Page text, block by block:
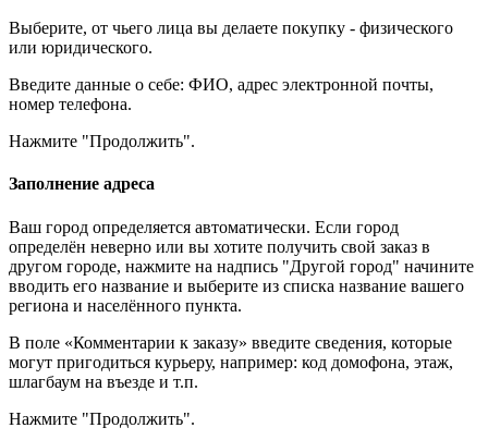
Выберите, от чьего лица вы делаете покупку - физического
или юридического.
Введите данные о себе: ФИО, адрес электронной почты,
номер телефона.
Нажмите "Продолжить".
Заполнение адреса
Ваш город определяется автоматически. Если город
определён неверно или вы хотите получить свой заказ в
другом городе, нажмите на надпись "Другой город" начините
вводить его название и выберите из списка название вашего
региона и населённого пункта.
В поле «Комментарии к заказу» введите сведения, которые
могут пригодиться курьеру, например: код домофона, этаж,
шлагбаум на въезде и т.п.
Нажмите "Продолжить".